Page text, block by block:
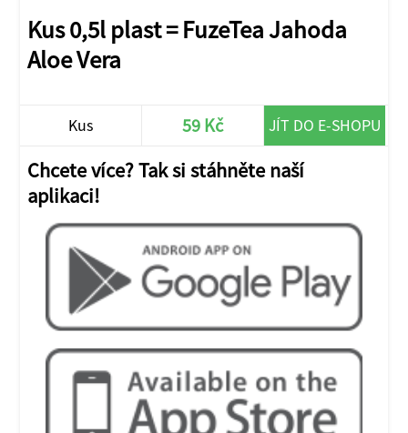
Kus 0,5l plast = FuzeTea Jahoda
Aloe Vera
Kus 59 Kč JÍT DO E-SHOPU
Chcete více? Tak si stáhněte naší
aplikaci!